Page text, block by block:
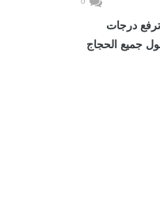
درجات
جميع الحجاج